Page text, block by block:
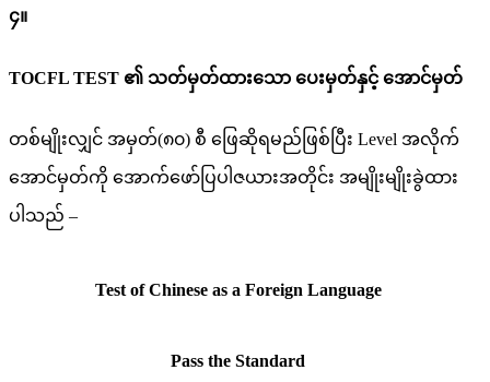
၄။
TOCFL TEST ၏ သတ်မှတ်ထားသော ပေးမှတ်နှင့် အောင်မှတ်
တစ်မျိုးလျှင် အမှတ်(၈၀) စီ ဖြေဆိုရမည်ဖြစ်ပြီး Level အလိုက်
အောင်မှတ်ကို အောက်ဖော်ပြပါဇယားအတိုင်း အမျိုးမျိုးခွဲထား
ပါသည် –
Test of Chinese as a Foreign Language
Pass the Standard